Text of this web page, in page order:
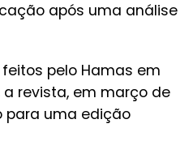
após uma análise
pelo Hamas em
a revista, em março de
para uma edição